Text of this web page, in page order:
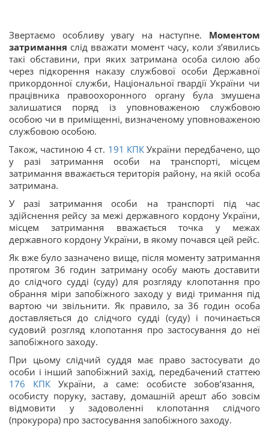
Звертаємо особливу увагу на наступне. Моментом
затримання слід вважати момент часу, коли зʼявились
такі обставини, при яких затримана особа силою або
через підкорення наказу службової особи Державної
прикордонної служби, Національної гвардії України чи
працівника правоохоронного органу була змушена
залишатися поряд із уповноваженою службовою
особою чи в приміщенні, визначеному уповноваженою
службовою особою.
Також, частиною 4 ст. 191 КПКУкраїни передбачено, що
у разі затримання особи на транспорті, місцем
затримання вважається територія району, на якій особа
затримана.
У разі затримання особи на транспорті під час
здійснення рейсу за межі державного кордону України,
місцем затримання вважається точка у межах
державного кордону України, в якому почався цей рейс.
Як вже було зазначено вище, після моменту затримання
протягом 36 годин затриману особу мають доставити
до слідчого судді (суду) для розгляду клопотання про
обрання міри запобіжного заходу у виді тримання під
вартою чи звільнити. Як правило, за 36 годин особа
доставляється до слідчого судді (суду) і починається
судовий розгляд клопотання про застосування до неї
запобіжного заходу.
При цьому слідчий суддя має право застосувати до
особи і інший запобіжний захід, передбачений статтею
176 КПК України, а саме: особисте зобов’язання,
особисту поруку, заставу, домашній арешт або зовсім
відмовити у задоволенні клопотання слідчого
(прокурора) про застосування запобіжного заходу.